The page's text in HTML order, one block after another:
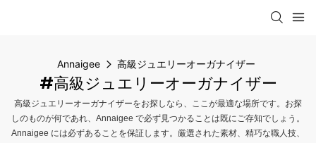
Annaigee 高級ジュエリーオーガナイザー
#高級ジュエリーオーガナイザー
高級ジュエリーオーガナイザーをお探しなら、ここが最適な場所です。お探
しのものが何であれ、Annaigee で必ず見つかることは既にご存知でしょう。
Annaigee には必ずあることを保証します。厳選された素材、精巧な職人技、